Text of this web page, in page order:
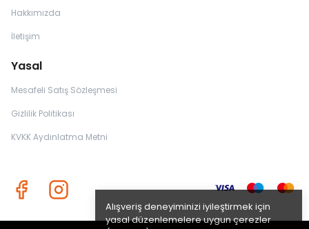
Alışveriş deneyiminizi iyileştirmek için
yasal düzenlemelere uygun çerezler
Hakkımızda
İletişim
Yasal
Mesafeli Satış Sözleşmesi
Gizlilik Politikası
KVKK Aydınlatma Metni